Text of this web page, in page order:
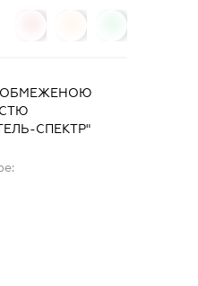
ОБМЕЖЕНОЮ
СПЕКТР"